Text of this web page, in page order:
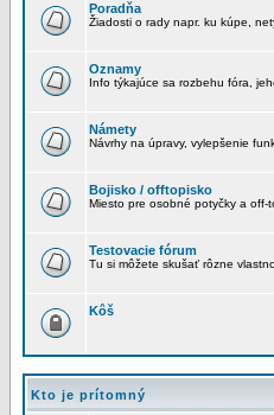
Poradňa
Žiadosti o rady napr. ku kúpe,
Oznamy
Info týkajúce sa rozbehu fóra,
Námety
Návrhy na úpravy, vylepšenie
Bojisko / offtopisko
Miesto pre osobné potyčky a off-
Testovacie fórum
Tu si môžete skušať rôzne
Kôš
Kto je prítomný